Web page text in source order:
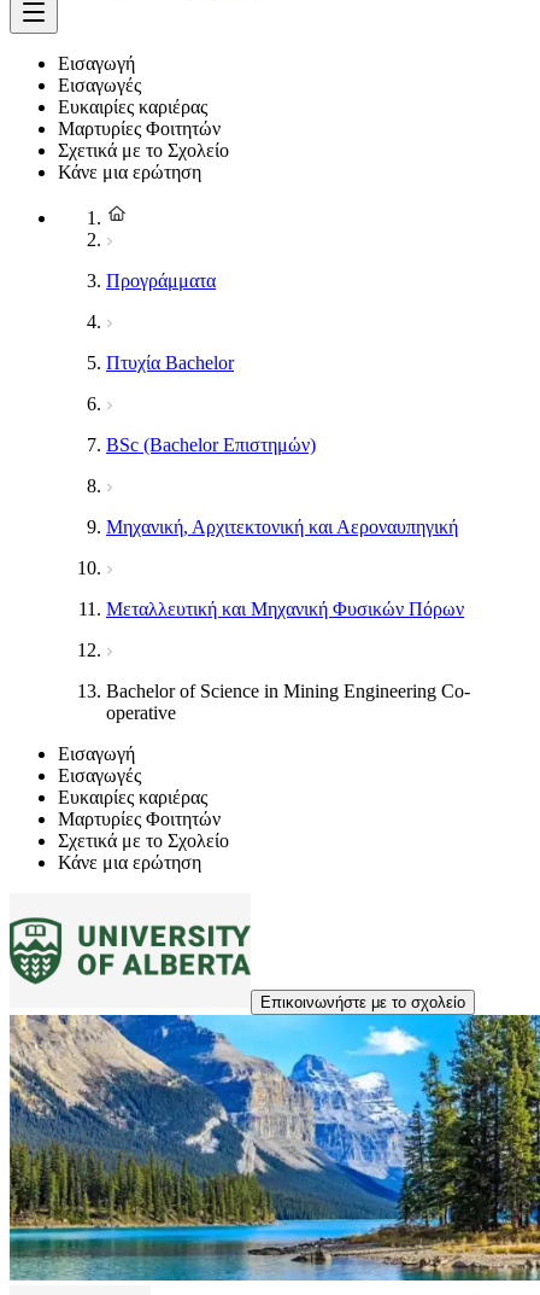
Εισαγωγή
Εισαγωγές
Ευκαιρίες καριέρας
Μαρτυρίες Φοιτητών
Σχετικά με το Σχολείο
Κάνε μια ερώτηση
Προγράμματα
Πτυχία Bachelor
BSc (Bachelor Επιστημών)
Μηχανική, Αρχιτεκτονική και Αεροναυπηγική
Μεταλλευτική και Μηχανική Φυσικών Πόρων
Bachelor of Science in Mining Engineering Co-
operative
Εισαγωγή
Εισαγωγές
Ευκαιρίες καριέρας
Μαρτυρίες Φοιτητών
Σχετικά με το Σχολείο
Κάνε μια ερώτηση
Επικοινωνήστε με το σχολείο